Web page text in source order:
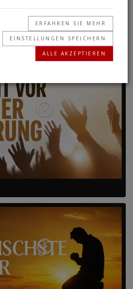
auf Erden ist Jerusalem.
ERFAHREN SIE MEHR
EINSTELLUNGEN SPEICHERN
ALLE AKZEPTIEREN